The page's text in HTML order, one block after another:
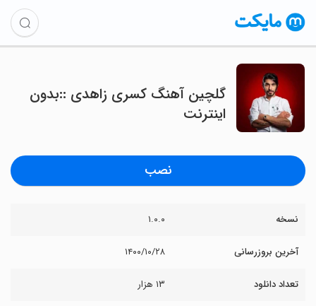
گلچین آهنگ کسری زاهدی ::بدون
اینترنت
نصب
نسخه ۱.۰.۰
آخرین بروزرسانی ۱۴۰۰/۱۰/۲۸
تعداد دانلود ۱۳ هزار